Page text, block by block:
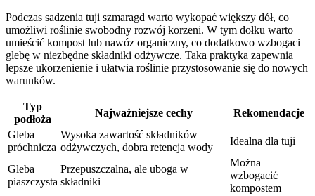
Podczas sadzenia tuji szmaragd warto wykopać większy dół, co
umożliwi roślinie swobodny rozwój korzeni. W tym dołku warto
umieścić kompost lub nawóz organiczny, co dodatkowo wzbogaci
glebę w niezbędne składniki odżywcze. Taka praktyka zapewnia
lepsze ukorzenienie i ułatwia roślinie przystosowanie się do nowych
warunków.
Typ
podłoża
Najważniejsze cechy
Rekomendacje
Gleba
próchnicza
Wysoka zawartość składników
odżywczych, dobra retencja wody
Idealna dla tuji
Gleba
piaszczysta
Przepuszczalna, ale uboga w
składniki
Można
wzbogacić
kompostem